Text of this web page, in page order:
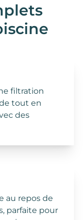
filtration
tout en
des
au repos de
parfaite pour